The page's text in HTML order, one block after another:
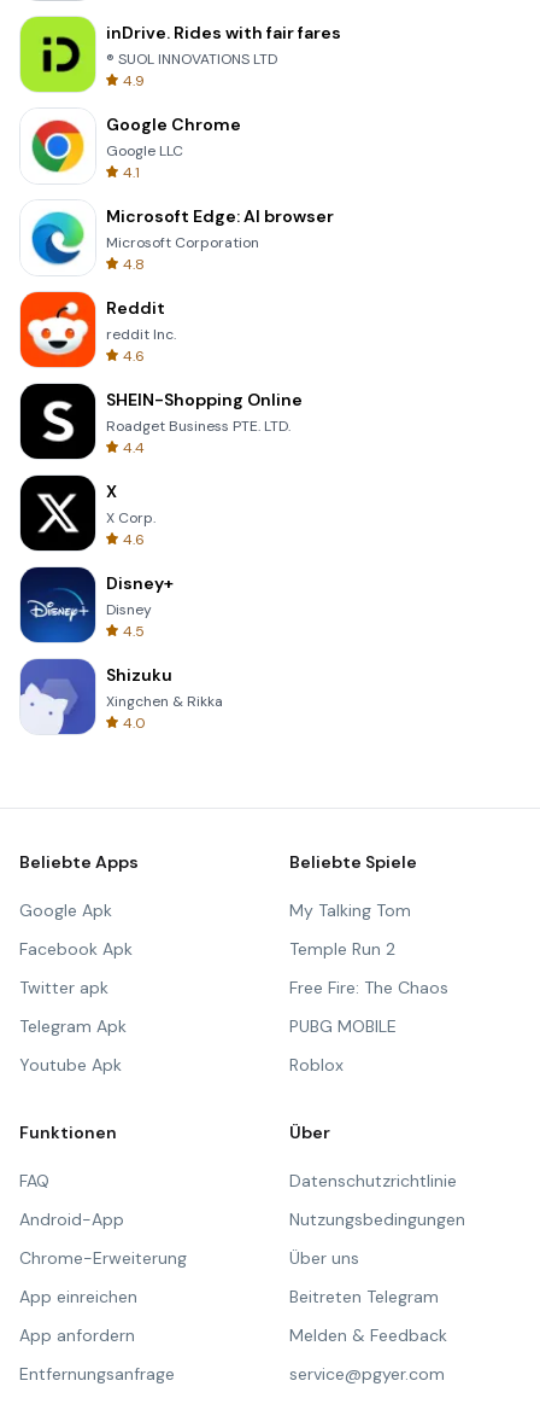
inDrive. Rides with fair fares
® SUOL INNOVATIONS LTD
4.9
Google Chrome
Google LLC
4.1
Microsoft Edge: AI browser
Microsoft Corporation
4.8
Reddit
reddit Inc.
4.6
SHEIN-Shopping Online
Roadget Business PTE. LTD.
4.4
X
X Corp.
4.6
Disney+
Disney
4.5
Shizuku
Xingchen & Rikka
4.0
Beliebte Apps
Google Apk
Facebook Apk
Twitter apk
Telegram Apk
Youtube Apk
Beliebte Spiele
My Talking Tom
Temple Run 2
Free Fire: The Chaos
PUBG MOBILE
Roblox
Funktionen
FAQ
Android-App
Chrome-Erweiterung
App einreichen
App anfordern
Entfernungsanfrage
Über
Datenschutzrichtlinie
Nutzungsbedingungen
Über uns
Beitreten Telegram
Melden & Feedback
service@pgyer.com